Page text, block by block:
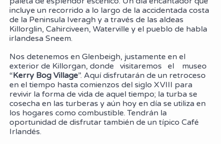
incluye un recorrido a lo largo de la accidentada costa
de la Peninsula Iveragh y a través de las aldeas
Killorglin, Cahirciveen, Waterville y el pueblo de habla
irlandesa Sneem.
Nos detenemos en Glenbeigh, justamente en el
exterior de Killorgan, donde visitaremos el museo
“Kerry Bog Village”. Aquí disfrutarán de un retroceso
en el tiempo hasta comienzos del siglo XVIII para
revivir la forma de vida de aquel tiempo; la turba se
cosecha en las turberas y aún hoy en día se utiliza en
los hogares como combustible. Tendrán la
oportunidad de disfrutar también de un típico Café
Irlandés.